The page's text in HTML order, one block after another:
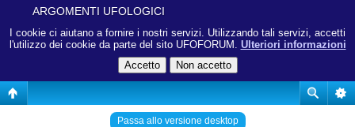
I cookie ci aiutano a fornire i nostri servizi. Utilizzando tali servizi, accetti
l'utilizzo dei cookie da parte del sito UFOFORUM. Ulteriori informazioni
ARGOMENTI UFOLOGICI
Passa allo versione desktop